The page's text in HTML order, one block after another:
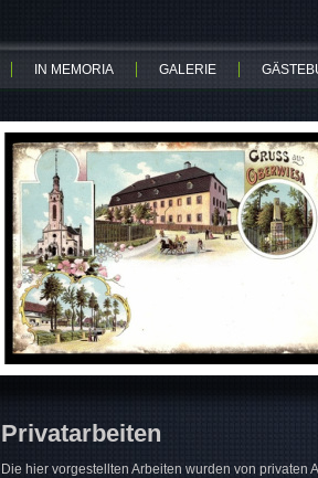
IN MEMORIA GALERIE
Privatarbeiten
Die hier vorgestellten Arbeiten wurden von privaten